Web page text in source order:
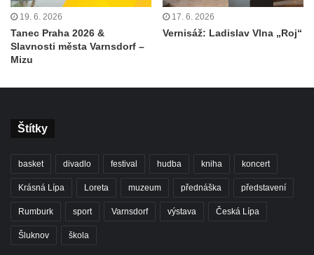
19. 6. 2026
Tanec Praha 2026 &
Slavnosti města Varnsdorf –
Mizu
17. 6. 2026
Vernisáž: Ladislav Vlna „Roj“
Štítky
basket divadlo festival hudba kniha koncert
Krásná Lípa Loreta muzeum přednáška představení
Rumburk sport Varnsdorf výstava Česká Lípa
Šluknov škola